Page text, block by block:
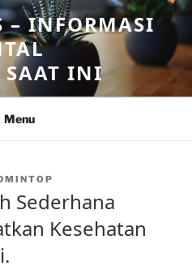
– INFORMASI
SAAT INI
Menu
Sederhana
Kesehatan